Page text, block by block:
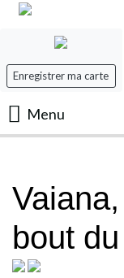
Enregistrer ma carte
Menu
Les Films
Les séances
bout